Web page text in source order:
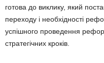
готова до виклику, який
переходу і необхідності
успішного проведення
стратегічних кроків.